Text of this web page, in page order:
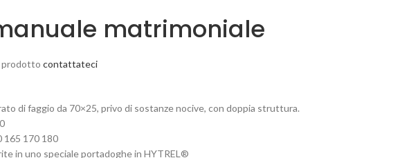
matrimoniale
prodotto contattateci
di faggio da 70×25, privo di sostanze nocive, con doppia struttura.
165 170 180
in uno speciale portadoghe in HYTREL®